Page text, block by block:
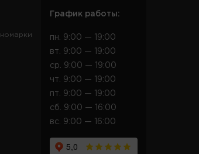
График работы:
пн. 9:00 — 19:00
вт. 9:00 — 19:00
ср. 9:00 — 19:00
чт. 9:00 — 19:00
пт. 9:00 — 19:00
сб. 9:00 — 16:00
вс. 9:00 — 16:00